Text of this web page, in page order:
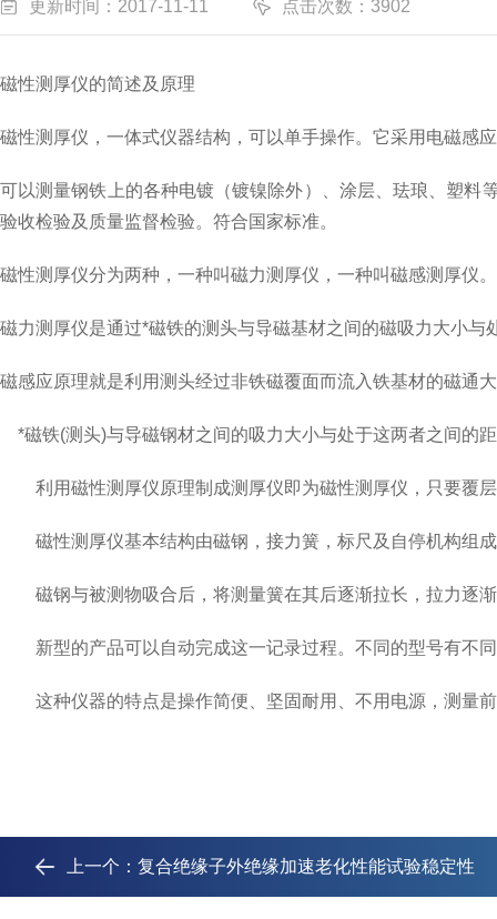
更新时间：2017-11-11 点击次数：3902
磁性测厚仪的简述及原理
磁性测厚仪，一体式仪器结构，可以单手操作。它采用电磁感
可以测量钢铁上的各种电镀（镀镍除外）、涂层、珐琅、塑料
验收检验及质量监督检验。符合国家标准。
磁性测厚仪分为两种，一种叫磁力测厚仪，一种叫磁感测厚仪。
磁力测厚仪是通过*磁铁的测头与导磁基材之间的磁吸力大小
磁感应原理就是利用测头经过非铁磁覆面而流入铁基材的磁通
*磁铁(测头)与导磁钢材之间的吸力大小与处于这两者之间的
利用磁性测厚仪原理制成测厚仪即为磁性测厚仪，只要覆层
磁性测厚仪基本结构由磁钢，接力簧，标尺及自停机构组
磁钢与被测物吸合后，将测量簧在其后逐渐拉长，拉力逐渐
新型的产品可以自动完成这一记录过程。不同的型号有不
这种仪器的特点是操作简便、坚固耐用、不用电源，测量
上一个： 复合绝缘子外绝缘加速老化性能试验稳定性